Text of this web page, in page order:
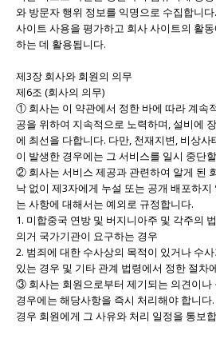
와 방문자 행위 정보를 익명으로 수집합니
사이트 사용을 평가하고 회사 사이트의 활
하는 데 활용됩니다.
제3장 회사와 회원의 의무
제6조 (회사의 의무)
① 회사는 이 약관에서 정한 바에 따라 계속
공을 위하여 지속적으로 노력하며, 설비에
에 최선을 다합니다. 다만, 천재지변, 비상
이 발생한 경우에는 그 서비스를 일시 중단
② 회사는 서비스 제공과 관련하여 알게 된
낙 없이 제3자에게 누설 또는 공개 배포하
는 사항에 대해서는 예외로 규정합니다.
1. 미합중국 연방 및 버지니아주 및 각주의
의거 국가기관이 요구하는 경우
2. 범죄에 대한 수사상의 목적이 있거나 수
있는 경우 및 기타 관계 법령에서 정한 절차
③ 회사는 회원으로부터 제기되는 의견이나
경우에는 해당사항을 즉시 처리해야 합니
경우 회원에게 그 사유와 처리 일정을 통보